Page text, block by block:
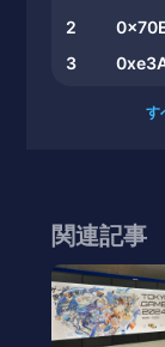
2
3
す
関連記事